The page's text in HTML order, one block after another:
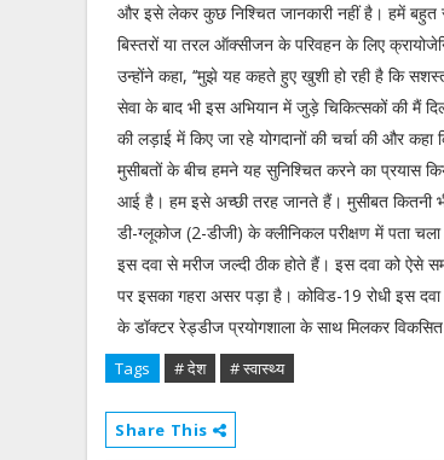
और इसे लेकर कुछ निश्चित जानकारी नहीं है। हमें बहुत
बिस्तरों या तरल ऑक्सीजन के परिवहन के लिए
उन्होंने कहा, ‘‘मुझे यह कहते हुए खुशी हो रही है कि
सेवा के बाद भी इस अभियान में जुड़े चिकित्सकों की मैं
की लड़ाई में किए जा रहे योगदानों की चर्चा की और
मुसीबतों के बीच हमने यह सुनिश्चित करने का प्रयास
आई है। हम इसे अच्छी तरह जानते हैं। मुसीबत कितनी भी
डी-ग्लूकोज (2-डीजी) के क्लीनिकल परीक्षण में पता
इस दवा से मरीज जल्दी ठीक होते हैं। इस दवा को ऐसे
पर इसका गहरा असर पड़ा है। कोविड-19 रोधी इस
के डॉक्टर रेड्डीज प्रयोगशाला के साथ मिलकर
Tags # देश # स्वास्थ्य
Share This